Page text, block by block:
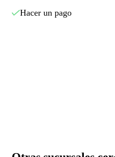
Hacer un pago